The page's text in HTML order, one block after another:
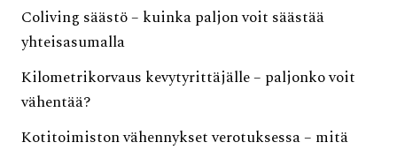
Coliving säästö – kuinka paljon voit säästää
yhteisasumalla
Kilometrikorvaus kevytyrittäjälle – paljonko voit
vähentää?
Kotitoimiston vähennykset verotuksessa – mitä